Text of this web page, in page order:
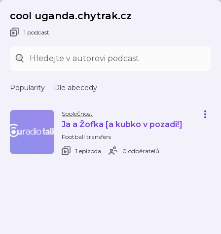
cool uganda.chytrak.cz
1 podcast
Popularity Dle abecedy
Společnost
Ja a Žofka [a kubko v pozadi!]
Football transfers
1 epizoda
0 odběratelů